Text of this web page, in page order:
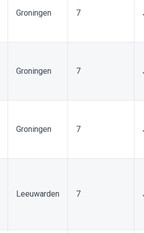
Groningen 7
Groningen 7
Groningen 7
Leeuwarden 7